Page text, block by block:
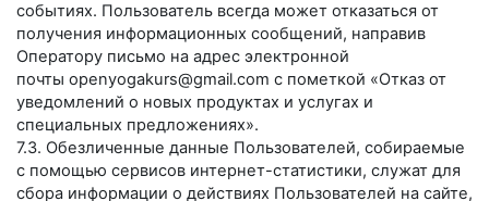
событиях. Пользователь всегда может отказаться от
получения информационных сообщений, направив
Оператору письмо на адрес электронной
почты openyogakurs@gmail.com с пометкой «Отказ от
уведомлений о новых продуктах и услугах и
специальных предложениях».
7.3. Обезличенные данные Пользователей, собираемые
с помощью сервисов интернет-статистики, служат для
сбора информации о действиях Пользователей на сайте,